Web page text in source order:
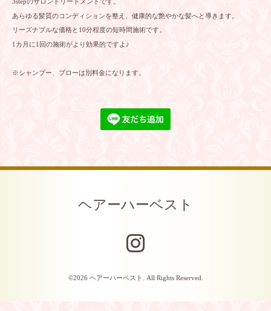
あらゆる髪質のコンディションを整え、健康的な艶やかな髪へと導きます。
リーズナブルな価格と10分程度の短時間施術です。
1カ月に1回の施術がより効果的ですよ♪
※シャンプー、ブローは別料金になります。
ヘアーハーベスト
©2026 ヘアーハーベスト . All Rights Reserved.